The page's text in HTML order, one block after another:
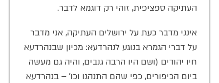
העתיקה ספציפית, זוהי רק דוגמא לדבר.
אינני מדבר כעת על ירושלים העתיקה, אני מדבר
על דברי הגמרא בנוגע לנהרדעא: מכיון שבנהרדעא
חיו יהודים (ושם היו הרבה גנבים, והיה גם מעשה
ביום הכיפורים, כפי שהם התנהגו וכו' – בנהרדעא